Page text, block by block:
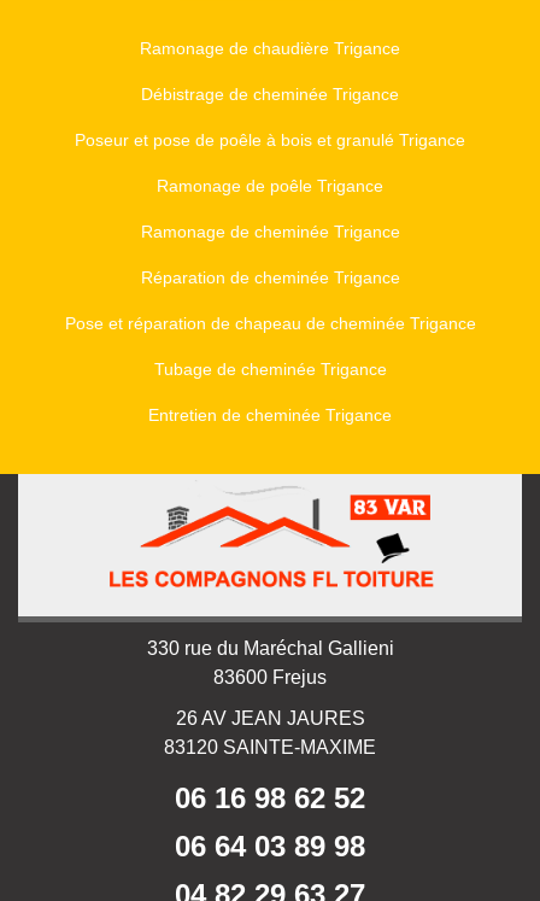
Ramonage de chaudière Trigance
Débistrage de cheminée Trigance
Poseur et pose de poêle à bois et granulé Trigance
Ramonage de poêle Trigance
Ramonage de cheminée Trigance
Réparation de cheminée Trigance
Pose et réparation de chapeau de cheminée Trigance
Tubage de cheminée Trigance
Entretien de cheminée Trigance
330 rue du Maréchal Gallieni
83600 Frejus
26 AV JEAN JAURES
83120 SAINTE-MAXIME
06 16 98 62 52
06 64 03 89 98
04 82 29 63 27